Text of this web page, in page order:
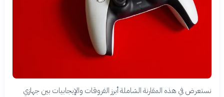
نستعرض في هذه المقارنة الشاملة أبرز الفروقات والإيجابيات بين جهازي